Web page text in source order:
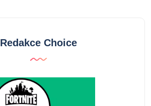
Redakce Choice